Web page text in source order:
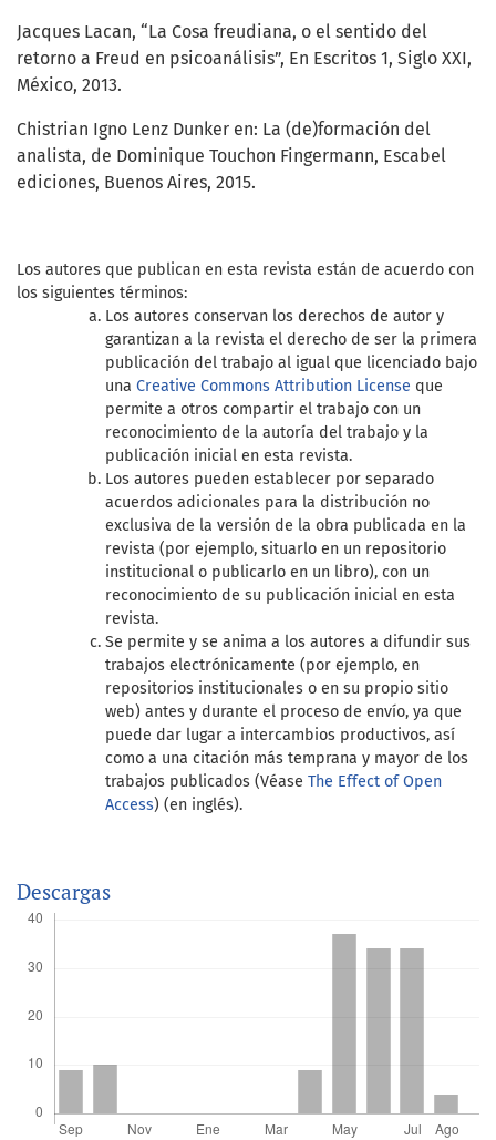
Jacques Lacan, “La Cosa freudiana, o el sentido del
retorno a Freud en psicoanálisis”, En Escritos 1, Siglo XXI,
México, 2013.
Chistrian Igno Lenz Dunker en: La (de)formación del
analista, de Dominique Touchon Fingermann, Escabel
ediciones, Buenos Aires, 2015.
Los autores que publican en esta revista están de acuerdo con
los siguientes términos:
Los autores conservan los derechos de autor y
garantizan a la revista el derecho de ser la primera
publicación del trabajo al igual que licenciado bajo
una Creative Commons Attribution License que
permite a otros compartir el trabajo con un
reconocimiento de la autoría del trabajo y la
publicación inicial en esta revista.
Los autores pueden establecer por separado
acuerdos adicionales para la distribución no
exclusiva de la versión de la obra publicada en la
revista (por ejemplo, situarlo en un repositorio
institucional o publicarlo en un libro), con un
reconocimiento de su publicación inicial en esta
revista.
Se permite y se anima a los autores a difundir sus
trabajos electrónicamente (por ejemplo, en
repositorios institucionales o en su propio sitio
web) antes y durante el proceso de envío, ya que
puede dar lugar a intercambios productivos, así
como a una citación más temprana y mayor de los
trabajos publicados (Véase The Effect of Open
Access) (en inglés).
Descargas